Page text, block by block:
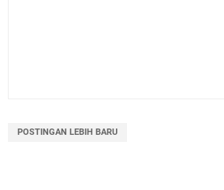
POSTINGAN LEBIH BARU